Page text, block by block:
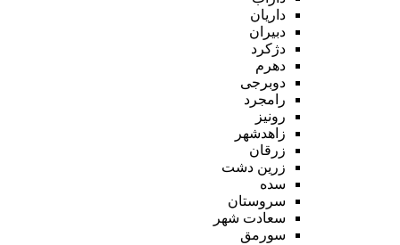
داریان
دبیران
دژکرد
دهرم
دوبرجی
رامجرد
رونیز
زاهدشهر
زرقان
زرین دشت
سده
سروستان
سعادت شهر
سورمق